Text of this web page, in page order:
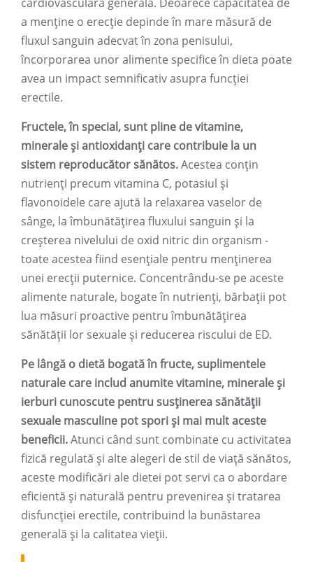
a menține o erecție depinde în mare măsură de
fluxul sanguin adecvat în zona penisului,
încorporarea unor alimente specifice în dieta poate
avea un impact semnificativ asupra funcției
erectile.
Fructele, în special, sunt pline de vitamine,
minerale și antioxidanți care contribuie la un
sistem reproducător sănătos.Acestea conțin
nutrienți precum vitamina C, potasiul și
flavonoidele care ajută la relaxarea vaselor de
sânge, la îmbunătățirea fluxului sanguin și la
creșterea nivelului de oxid nitric din organism -
toate acestea fiind esențiale pentru menținerea
unei erecții puternice. Concentrându-se pe aceste
alimente naturale, bogate în nutrienți, bărbații pot
lua măsuri proactive pentru îmbunătățirea
sănătății lor sexuale și reducerea riscului de ED.
Pe lângă o dietă bogată în fructe, suplimentele
naturale care includ anumite vitamine, minerale și
ierburi cunoscute pentru susținerea sănătății
sexuale masculine pot spori și mai mult aceste
beneficii.Atunci când sunt combinate cu activitatea
fizică regulată și alte alegeri de stil de viață sănătos,
aceste modificări ale dietei pot servi ca o abordare
eficientă și naturală pentru prevenirea și tratarea
disfuncției erectile, contribuind la bunăstarea
generală și la calitatea vieții.